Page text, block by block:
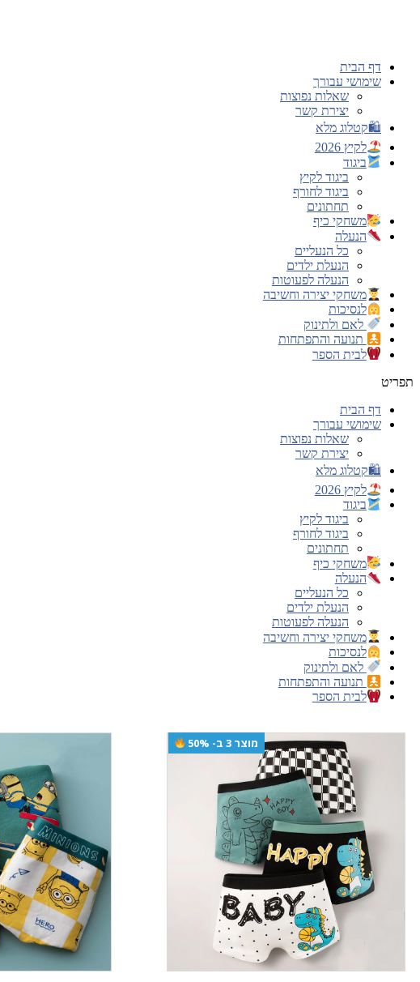
דף הבית
שימושי עבורך
שאלות נפוצות
יצירת קשר
🛍קטלוג מלא
לקיץ 2026
ביגוד
ביגוד לקיץ
ביגוד לחורף
תחתונים
משחקי כיף
הנעלה
כל הנעליים
הנעלת ילדים
הנעלה לפעוטות
משחקי יצירה וחשיבה
לנסיכות
לאם ולתינוק
תנועה והתפתחות
לבית הספר
תפריט
דף הבית
שימושי עבורך
שאלות נפוצות
יצירת קשר
🛍קטלוג מלא
לקיץ 2026
ביגוד
ביגוד לקיץ
ביגוד לחורף
תחתונים
משחקי כיף
הנעלה
כל הנעליים
הנעלת ילדים
הנעלה לפעוטות
משחקי יצירה וחשיבה
לנסיכות
לאם ולתינוק
תנועה והתפתחות
לבית הספר
מוצר 3 ב- 50%